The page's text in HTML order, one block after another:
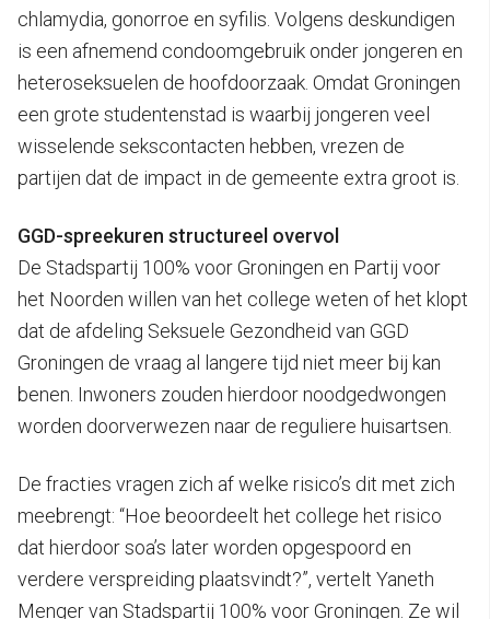
chlamydia, gonorroe en syfilis. Volgens deskundigen
is een afnemend condoomgebruik onder jongeren en
heteroseksuelen de hoofdoorzaak. Omdat Groningen
een grote studentenstad is waarbij jongeren veel
wisselende sekscontacten hebben, vrezen de
partijen dat de impact in de gemeente extra groot is.
GGD-spreekuren structureel overvol
De Stadspartij 100% voor Groningen en Partij voor
het Noorden willen van het college weten of het klopt
dat de afdeling Seksuele Gezondheid van GGD
Groningen de vraag al langere tijd niet meer bij kan
benen. Inwoners zouden hierdoor noodgedwongen
worden doorverwezen naar de reguliere huisartsen.
De fracties vragen zich af welke risico’s dit met zich
meebrengt: “Hoe beoordeelt het college het risico
dat hierdoor soa’s later worden opgespoord en
verdere verspreiding plaatsvindt?”, vertelt Yaneth
Menger van Stadspartij 100% voor Groningen. Ze wil